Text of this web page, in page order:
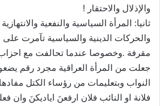
والإذلال والاحتقار !
‫ثانيا‬: المرأة السياسية والنفعية
والحركات الدينية والسياسية تآمرت على
مقرفة .وخصوصا عندما تحالفت مع
جعلت من المرأة العراقية مجرد رقم
النواب وبتعليمات من رؤساء الكتل مفادها
فلانة او النائب فلان ارفعنَ اياديكنَ